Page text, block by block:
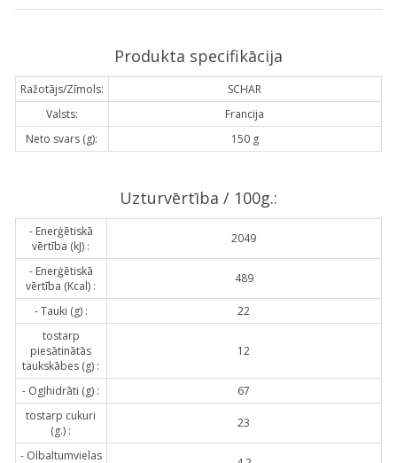
Produkta specifikācija
Ražotājs/Zīmols:
SCHAR
Valsts:
Francija
Neto svars (g):
150 g
Uzturvērtība / 100g.:
- Enerģētiskā
vērtība (kJ) :
2049
- Enerģētiskā
vērtība (Kcal) :
489
- Tauki (g) :
22
tostarp
piesātinātās
taukskābes (g) :
12
- Ogļhidrāti (g) :
67
tostarp cukuri
(g.) :
23
- Olbaltumvielas